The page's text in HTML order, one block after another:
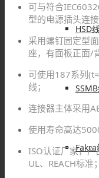
HSD
Fakra
可与符合
型的电源插头连接
采用螺钉固定型
座，有面板正面/
可使用187系列
线；
连接器主体采用
使用寿命高达
ISO认证厂家，产
UL、REACH标准；